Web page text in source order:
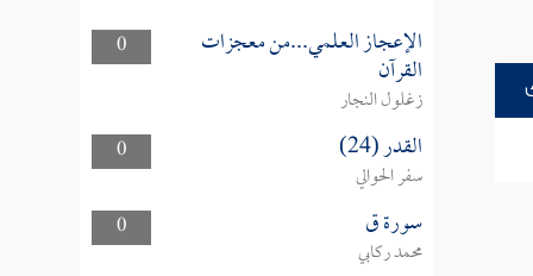
0 الإعجاز العلمي...من معجزات
القرآن
زغلول النجار
0
القدر (24)
سفر الحوالي
0
سورة ق
محمد ركابي